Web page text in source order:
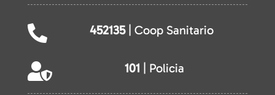
 452135| Coop Sanitario
 101 | Policia